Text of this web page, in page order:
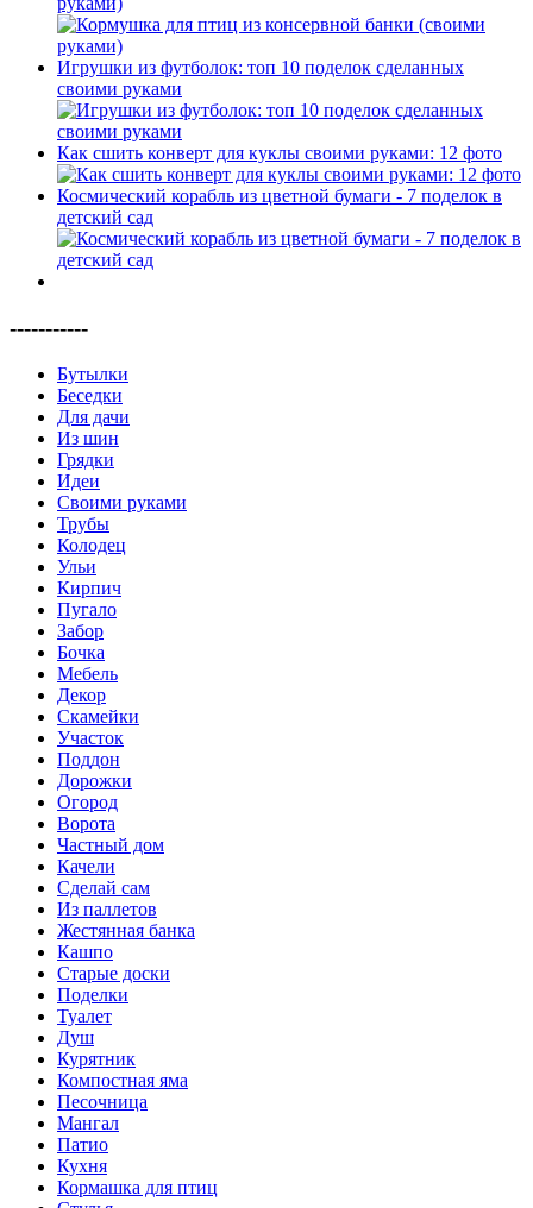
Игрушки из футболок: топ 10 поделок сделанных
своими руками
Как сшить конверт для куклы своими руками: 12 фото
Космический корабль из цветной бумаги - 7 поделок в
детский сад
-----------
Бутылки
Беседки
Для дачи
Из шин
Грядки
Идеи
Своими руками
Трубы
Колодец
Ульи
Кирпич
Пугало
Забор
Бочка
Мебель
Декор
Скамейки
Участок
Поддон
Дорожки
Огород
Ворота
Частный дом
Качели
Сделай сам
Из паллетов
Жестянная банка
Кашпо
Старые доски
Поделки
Туалет
Душ
Курятник
Компостная яма
Песочница
Мангал
Патио
Кухня
Кормашка для птиц